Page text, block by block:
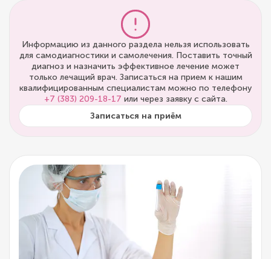
Информацию из данного раздела нельзя использовать
для самодиагностики и самолечения. Поставить точный
диагноз и назначить эффективное лечение может
только лечащий врач. Записаться на прием к нашим
квалифицированным специалистам можно по телефону
+7 (383) 209-18-17 или через заявку с сайта.
Записаться на приём